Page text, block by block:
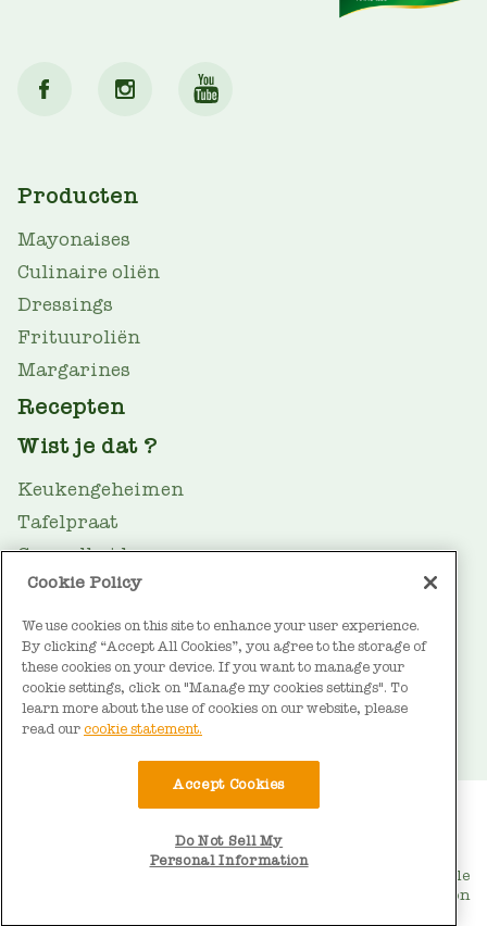
MAIN
NAV
Producten
Mayonaises
Culinaire oliën
Dressings
Frituuroliën
Margarines
Recepten
Wist je dat ?
Keukengeheimen
Tafelpraat
Gezondheid
Oliegids
Duurzaamheid
FOOTER
Over Vandemoortele
Contact
Gebruiksvoorwaarden
Cookieverklaring
© Vandemoortele
Do Not Sell My Personal Information
Cookie Policy
We use cookies on this site to enhance your user experience.
By clicking “Accept All Cookies”, you agree to the storage of
these cookies on your device. If you want to manage your
cookie settings, click on "Manage my cookies settings". To
learn more about the use of cookies on our website, please
read our cookie statement.
Accept Cookies
Do Not Sell My
Personal Information